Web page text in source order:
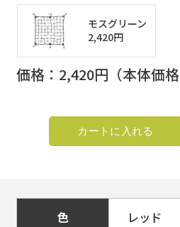
モスグリーン
2,420円
価格：2,420円（本体価格
モスグリーン
2,420円
価格： 2,420円（本体価格
色 レッド